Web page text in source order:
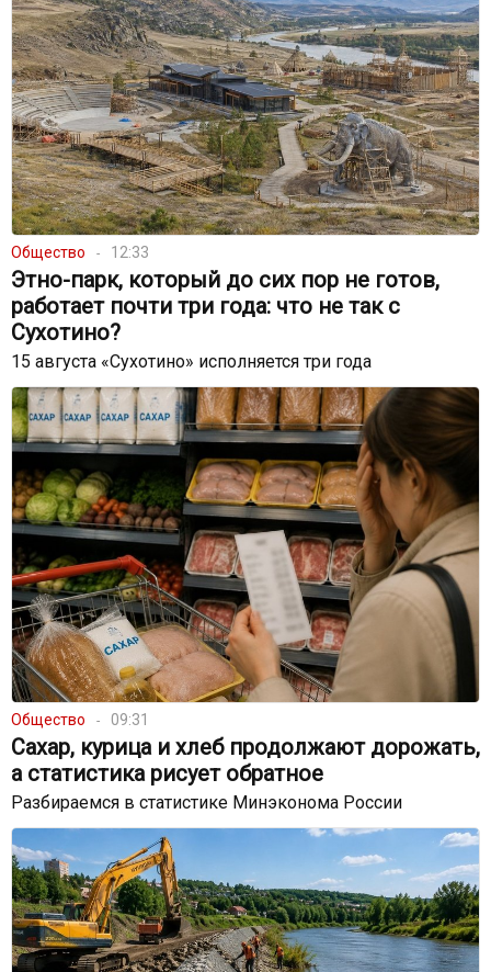
Общество 12:33
Этно-парк, который до сих пор не готов,
работает почти три года: что не так с
Сухотино?
15 августа «Сухотино» исполняется три года
Общество 09:31
Сахар, курица и хлеб продолжают дорожать,
а статистика рисует обратное
Разбираемся в статистике Минэконома России